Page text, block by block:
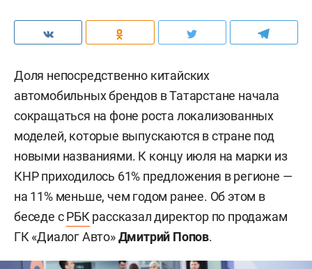
Доля непосредственно китайских
автомобильных брендов в Татарстане начала
сокращаться на фоне роста локализованных
моделей, которые выпускаются в стране под
новыми названиями. К концу июля на марки из
КНР приходилось 61% предложения в регионе —
на 11% меньше, чем годом ранее. Об этом в
беседе сРБК рассказал директор по продажам
ГК «Диалог Авто»Дмитрий Попов.